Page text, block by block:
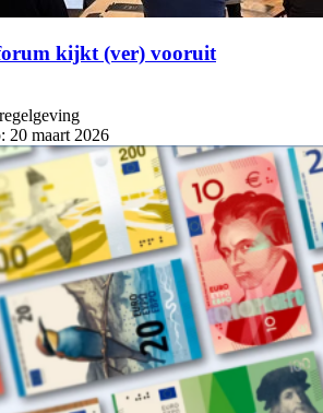
kijkt (ver) vooruit
20 maart 2026